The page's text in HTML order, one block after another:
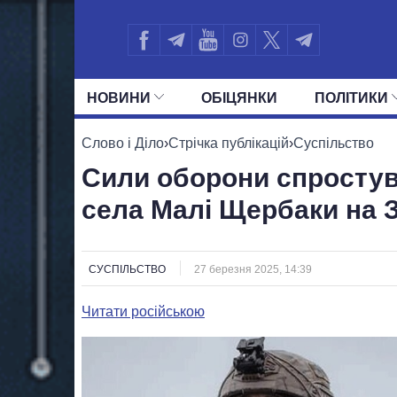
НОВИНИ ОБIЦЯНКИ ПОЛIТИКИ
УСІ ПОЛІТИКИ ПРЕЗИДЕНТ І ОФІС
Слово і Діло›Стрічка публікацій›Суспільство
Сили оборони
села Малі Щербаки на
СУСПІЛЬСТВО 27 березня 2025, 14:39
Читати російською